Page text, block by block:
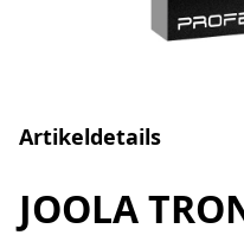
Artikeldetails
JOOLA